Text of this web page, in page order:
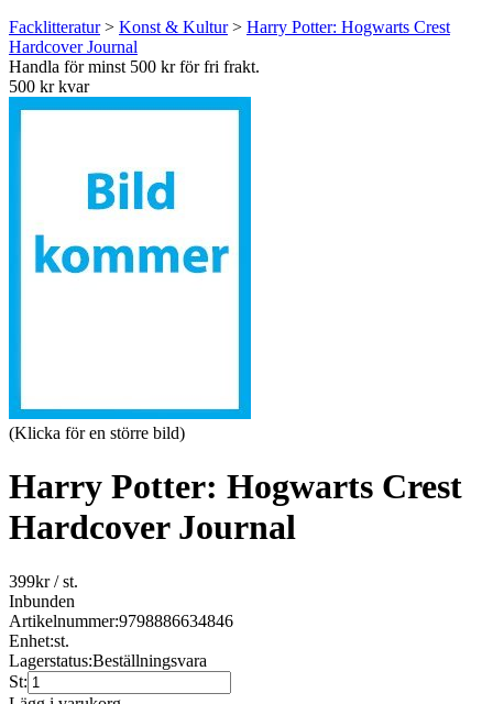
Facklitteratur> Konst & Kultur> Harry Potter: Hogwarts Crest
Hardcover Journal
Handla för minst 500 kr för fri frakt.
500 kr kvar
(Klicka för en större bild)
Harry Potter: Hogwarts Crest
Hardcover Journal
399kr/ st.
Inbunden
Artikelnummer:9798886634846
Enhet:st.
Lagerstatus:Beställningsvara
St: